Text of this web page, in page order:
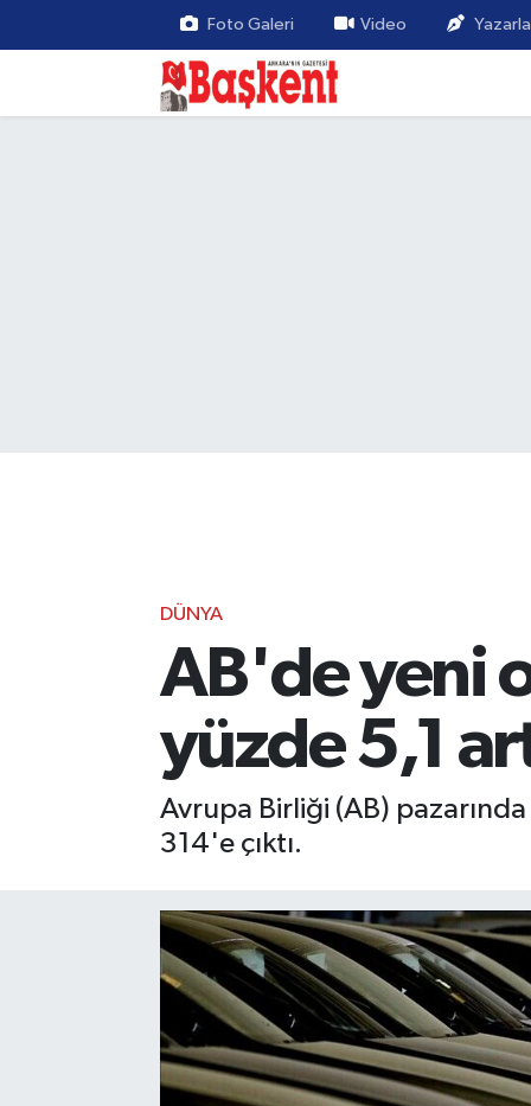
Foto Galeri Video
DÜNYA
AB'de yeni
yüzde 5,1
Avrupa Birliği (AB)
314'e çıktı.